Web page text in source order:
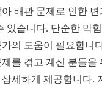
배관 문제로 인한 변
있습니다. 단순한 막
의 도움이 필요합니
를 겪고 계신 분들을
세하게 제공합니다.